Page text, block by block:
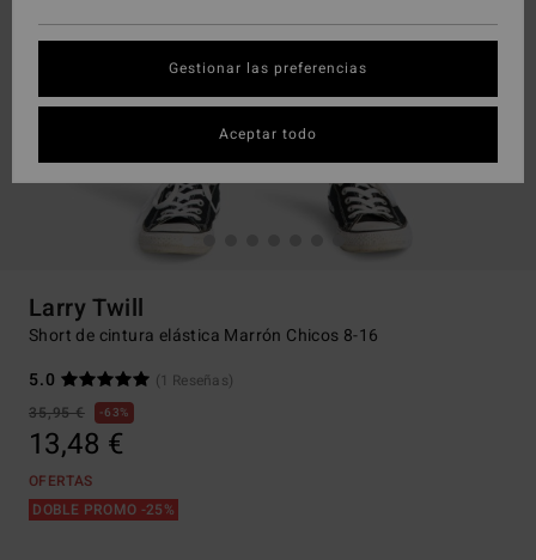
Larry Twill
Short de cintura elástica Marrón Chicos 8-16
5.0
(1 Reseñas)
35,95 €
63%
13,48 €
OFERTAS
DOBLE PROMO -25%
Gestionar las preferencias
Aceptar todo